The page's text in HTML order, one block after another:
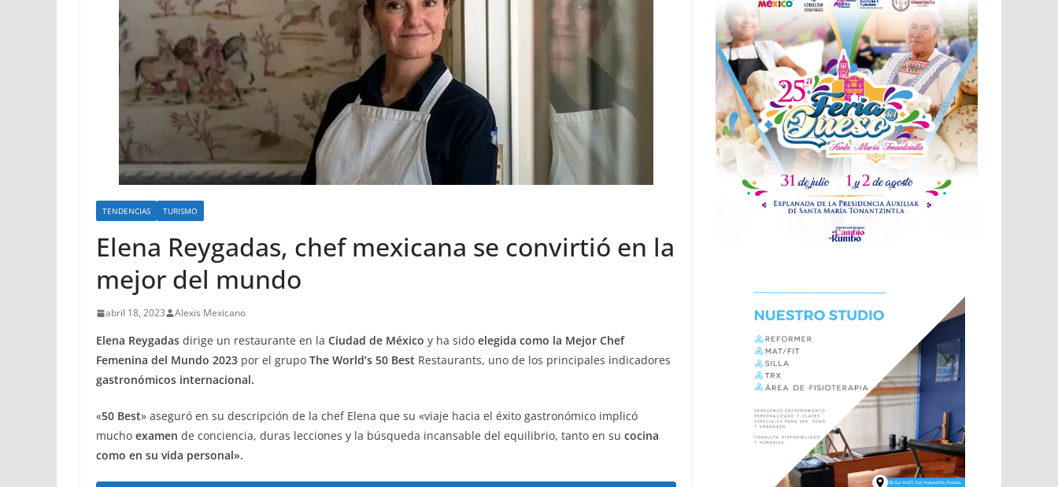
TENDENCIAS TURISMO
Elena Reygadas, chef mexicana se convirtió en la
mejor del mundo
abril 18, 2023 Alexis Mexicano
Elena Reygadas dirige un restaurante en la Ciudad de México y ha sido elegida como la Mejor Chef
Femenina del Mundo 2023 por el grupo The World’s 50 Best Restaurants, uno de los principales indicadores
gastronómicos internacional.
«50 Best» aseguró en su descripción de la chef Elena que su «viaje hacia el éxito gastronómico implicó
mucho examen de conciencia, duras lecciones y la búsqueda incansable del equilibrio, tanto en su cocina
como en su vida personal».